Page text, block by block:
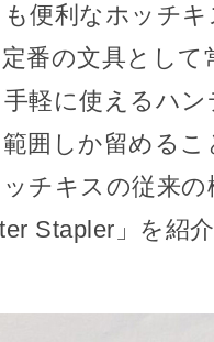
便利なホッチ
番の文具とし
軽に使えるハ
囲しか留める
チキスの従来
Stapler」を紹